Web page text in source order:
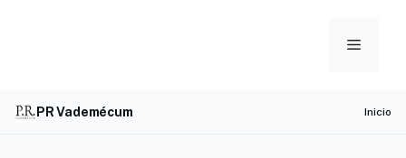
Menu
PR Vademécum Inicio